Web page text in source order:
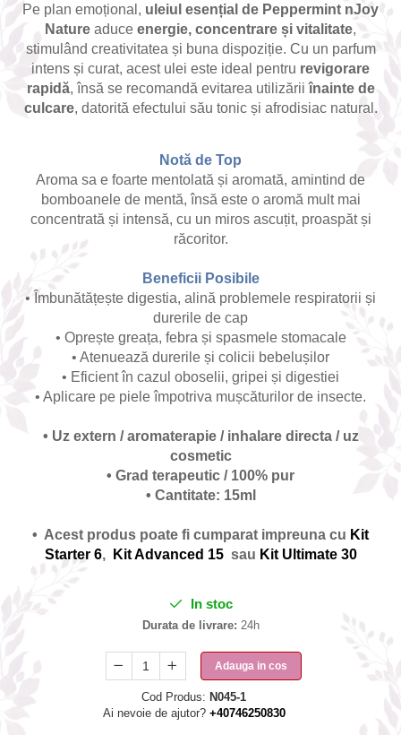
Pe plan emoțional, uleiul esențial de Peppermint nJoy
Nature aduce energie, concentrare și vitalitate,
stimulând creativitatea și buna dispoziție. Cu un parfum
intens și curat, acest ulei este ideal pentru revigorare
rapidă, însă se recomandă evitarea utilizăriiînainte de
culcare, datorită efectului său tonic și afrodisiac natural.
Notă de Top
Aroma sa e foarte mentolată și aromată, amintind de
bomboanele de mentă, însă este o aromă mult mai
concentrată și intensă, cu un miros ascuțit, proaspăt și
răcoritor.
Beneficii Posibile
• Îmbunătățește digestia, alină problemele respiratorii și
durerile de cap
• Oprește greața, febra și spasmele stomacale
• Atenuează durerile și colicii bebelușilor
• Eficient în cazul oboselii, gripei și digestiei
• Aplicare pe piele împotriva mușcăturilor de insecte.
• Uz extern / aromaterapie / inhalare directa / uz
cosmetic
• Grad terapeutic / 100% pur
• Cantitate: 15ml
• Acest produs poate fi cumparat impreuna cu Kit
Starter 6, Kit Advanced 15 sau Kit Ultimate 30
In stoc
Durata de livrare: 24h
Adauga in cos
Cod Produs: N045-1
Ai nevoie de ajutor? +40746250830